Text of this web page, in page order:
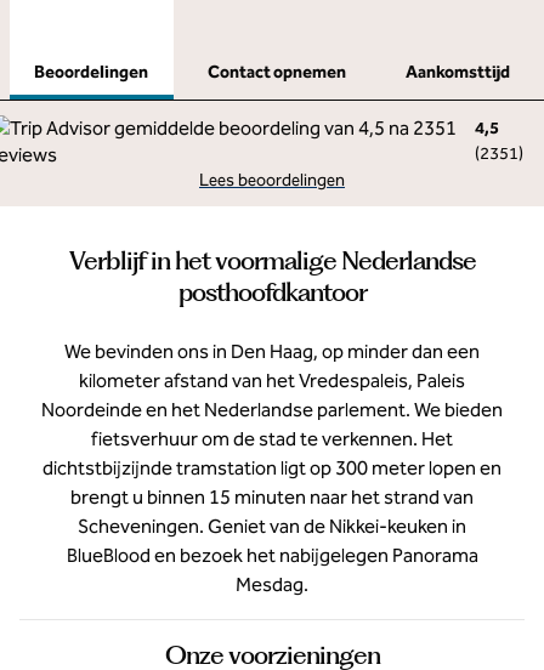
Beoordelingen Contact opnemen
Aankomsttijd
4,5
(2351)
Lees beoordelingen
Verblijf in het voormalige Nederlandse
posthoofdkantoor
We bevinden ons in Den Haag, op minder dan een
kilometer afstand van het Vredespaleis, Paleis
Noordeinde en het Nederlandse parlement. We bieden
fietsverhuur om de stad te verkennen. Het
dichtstbijzijnde tramstation ligt op 300 meter lopen en
brengt u binnen 15 minuten naar het strand van
Scheveningen. Geniet van de Nikkei-keuken in
BlueBlood en bezoek het nabijgelegen Panorama
Mesdag.
Onze voorzieningen